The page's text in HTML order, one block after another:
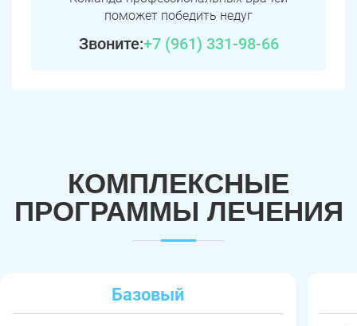
поможет победить недуг
Звоните:+7 (961) 331-98-66
КОМПЛЕКСНЫЕ
ПРОГРАММЫ ЛЕЧЕНИЯ
Базовый